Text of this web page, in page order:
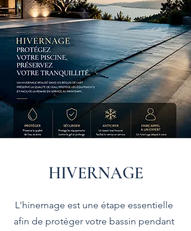
HIVERNAGE
L'hinernage est une étape essentielle
afin de protéger votre bassin pendant